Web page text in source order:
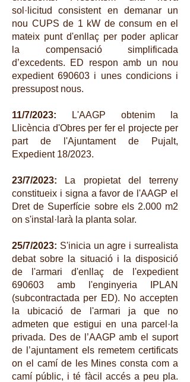
sol·licitud consistent en demanar un
nou CUPS de 1 kW de consum en el
mateix punt d'enllaç per poder aplicar
la compensació simplificada
d’excedents. ED respon amb un nou
expedient 690603 i unes condicions i
pressupost nous.
11/7/2023: L'AAGP obtenim la
Llicència d'Obres per fer el projecte per
part de l'Ajuntament de Pujalt,
Expedient 18/2023.
23/7/2023: La propietat del terreny
constitueix i signa a favor de l'AAGP el
Dret de Superfície sobre els 2.000 m2
on s'instal·larà la planta solar.
25/7/2023: S'inicia un agre i surrealista
debat sobre la situació i la disposició
de l'armari d'enllaç de l'expedient
690603 amb l'enginyeria IPLAN
(subcontractada per ED). No accepten
la ubicació de l'armari ja que no
admeten que estigui en una parcel·la
privada. Des de l’AAGP amb el suport
de l’ajuntament els remetem certificats
on el camí de les Mines consta com a
camí públic, i té fàcil accés a peu pla.